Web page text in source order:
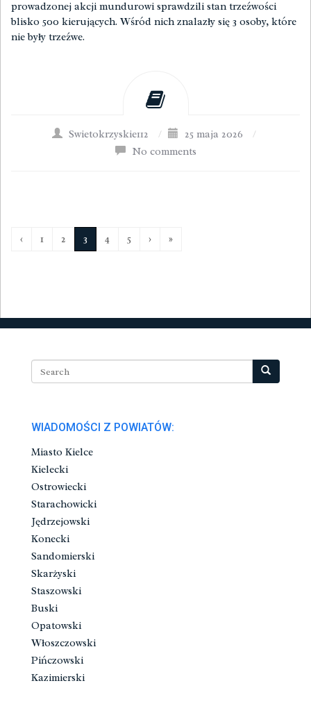
prowadzonej akcji mundurowi sprawdzili stan trzeźwości
blisko 500 kierujących. Wśród nich znalazły się 3 osoby, które
nie były trzeźwe.
Swietokrzyskie112 / 25 maja 2026
/
No comments
‹ 1 2 3 4 5 › »
WIADOMOŚCI Z POWIATÓW:
Miasto Kielce
Kielecki
Ostrowiecki
Starachowicki
Jędrzejowski
Konecki
Sandomierski
Skarżyski
Staszowski
Buski
Opatowski
Włoszczowski
Pińczowski
Kazimierski